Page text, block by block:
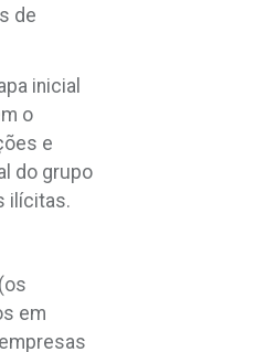
de
inicial
o
e
do grupo
ilícitas.
em